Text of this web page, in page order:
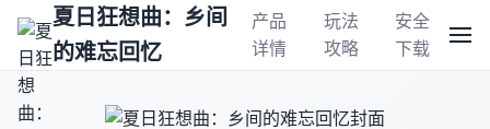
夏日狂想曲：乡间
的难忘回忆
产品
详情
玩法
攻略
安全
下载